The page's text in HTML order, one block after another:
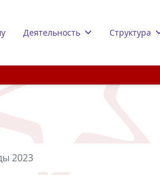
Деятельность Структура
2023